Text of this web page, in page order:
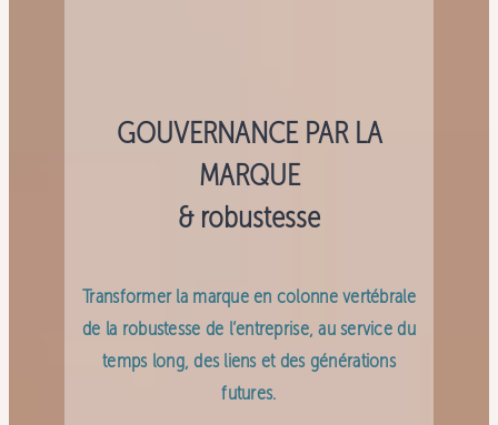
GOUVERNANCE PAR LA
MARQUE
& robustesse
Transformer la marque en colonne vertébrale
de la robustesse de l’entreprise, au service du
temps long, des liens et des générations
futures.